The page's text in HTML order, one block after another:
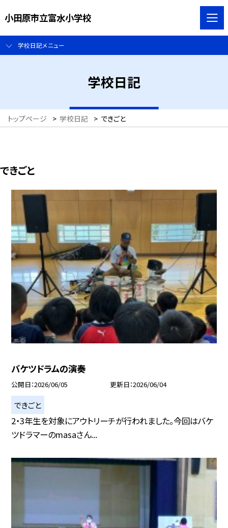
小田原市立富水小学校
学校日記メニュー
学校日記
トップページ > 学校日記 > できごと
できごと
バケツドラムの演奏
公開日 2026/06/05 更新日 2026/06/04
できごと
2・3年生を対象にアウトリーチが行われました。今回はバケ
ツドラマーのmasaさん...